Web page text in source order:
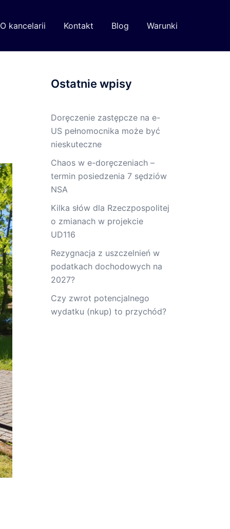
O kancelarii Kontakt Blog Warunki
Ostatnie wpisy
Doręczenie zastępcze na e-
US pełnomocnika może być
nieskuteczne
Chaos w e-doręczeniach –
termin posiedzenia 7 sędziów
NSA
Kilka słów dla Rzeczpospolitej
o zmianach w projekcie
UD116
Rezygnacja z uszczelnień w
podatkach dochodowych na
2027?
Czy zwrot potencjalnego
wydatku (nkup) to przychód?